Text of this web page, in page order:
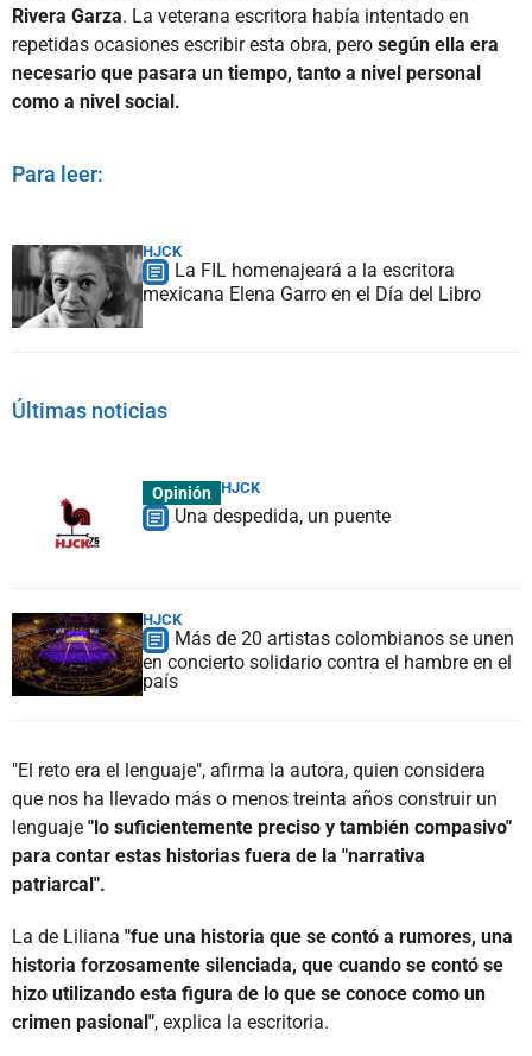
Rivera Garza. La veterana escritora había intentado en
repetidas ocasiones escribir esta obra, pero según ella era
necesario que pasara un tiempo, tanto a nivel personal
como a nivel social.
Para leer:
HJCK
La FIL homenajeará a la escritora
mexicana Elena Garro en el Día del Libro
Últimas noticias
Opinión HJCK
Una despedida, un puente
HJCK
Más de 20 artistas colombianos se unen
en concierto solidario contra el hambre en el
país
"El reto era el lenguaje", afirma la autora, quien considera
que nos ha llevado más o menos treinta años construir un
lenguaje "lo suficientemente preciso y también compasivo"
para contar estas historias fuera de la "narrativa
patriarcal".
La de Liliana "fue una historia que se contó a rumores, una
historia forzosamente silenciada, que cuando se contó se
hizo utilizando esta figura de lo que se conoce como un
crimen pasional", explica la escritoria.